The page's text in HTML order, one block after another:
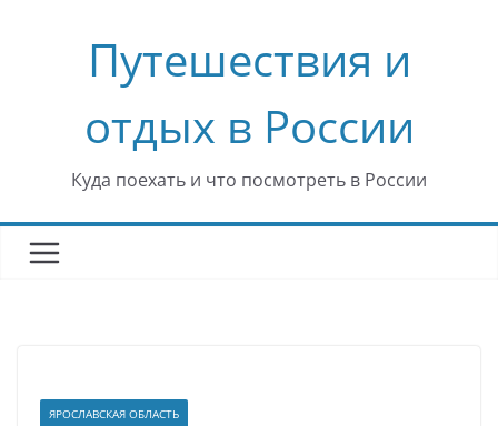
содержимомуПутешествия и
отдых в России
Куда поехать и что посмотреть в России
ЯРОСЛАВСКАЯ ОБЛАСТЬ